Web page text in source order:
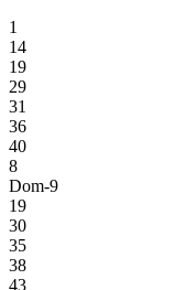
1
14
19
29
31
36
40
8
Dom-9
19
30
35
38
43